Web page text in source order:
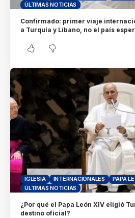
ÚLTIMAS NOTICIAS
Confirmado: primer viaje
a Turquía y Líbano, no el país
IGLESIA INTERNACIONALES
PAPA
ÚLTIMAS NOTICIAS
¿Por qué el Papa León XIV eligió
destino oficial?